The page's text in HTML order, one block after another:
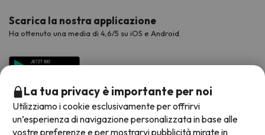
Scarica la nostra applicazione
Ha ottenuto una media di 4,6/5 su iOS e Android.
La tua privacy è importante per noi
Utilizziamo i cookie esclusivamente per offrirvi
un’esperienza di navigazione personalizzata in base alle
vostre preferenze e per mostrarvi pubblicità mirate in